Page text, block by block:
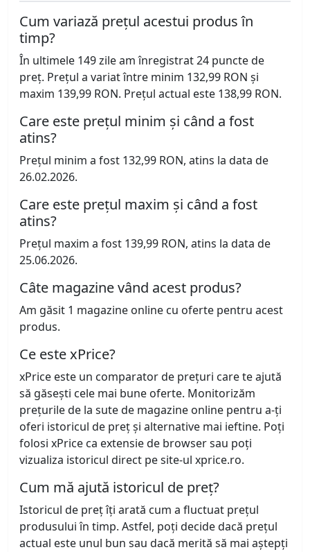
Cum variază prețul acestui produs în
timp?
În ultimele 149 zile am înregistrat 24 puncte de
preț. Prețul a variat între minim 132,99 RON și
maxim 139,99 RON. Prețul actual este 138,99 RON.
Care este prețul minim și când a fost
atins?
Prețul minim a fost 132,99 RON, atins la data de
26.02.2026.
Care este prețul maxim și când a fost
atins?
Prețul maxim a fost 139,99 RON, atins la data de
25.06.2026.
Câte magazine vând acest produs?
Am găsit 1 magazine online cu oferte pentru acest
produs.
Ce este xPrice?
xPrice este un comparator de prețuri care te ajută
să găsești cele mai bune oferte. Monitorizăm
prețurile de la sute de magazine online pentru a-ți
oferi istoricul de preț și alternative mai ieftine. Poți
folosi xPrice ca extensie de browser sau poți
vizualiza istoricul direct pe site-ul xprice.ro.
Cum mă ajută istoricul de preț?
Istoricul de preț îți arată cum a fluctuat prețul
produsului în timp. Astfel, poți decide dacă prețul
actual este unul bun sau dacă merită să mai aștepți